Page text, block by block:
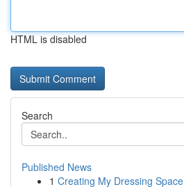
HTML is disabled
Search
Published News
1 Creating My Dressing Space